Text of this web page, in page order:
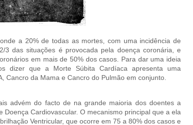
a 20% de todas as mortes, com uma incidência de
3 das situações é provocada pela doença coronária, e
em mais de 50% dos casos. Para dar uma ideia
dizer que a Morte Súbita Cardíaca apresenta uma
Cancro da Mama e Cancro do Pulmão em conjunto.
advém do facto de na grande maioria dos doentes a
Cardiovascular. O mecanismo principal que a ela
Ventricular, que ocorre em 75 a 80% dos casos e